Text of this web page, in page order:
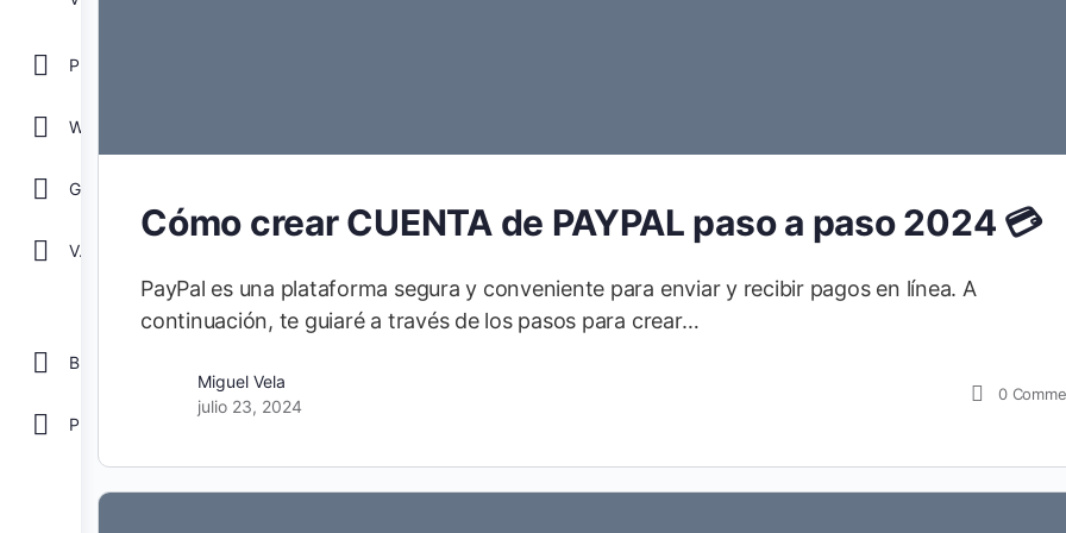
GOOGLE
Ver todos
Biblioteca
Cómo crear CUENTA de PAYPAL paso a paso 2024 💳
PayPal es una plataforma segura y conveniente para enviar y recibir pagos en línea. A
continuación, te guiaré a través de los pasos para crear…
Miguel Vela
julio 23, 2024
0